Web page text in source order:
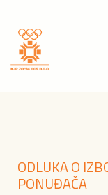
ODLUKA O
PONUĐAČA